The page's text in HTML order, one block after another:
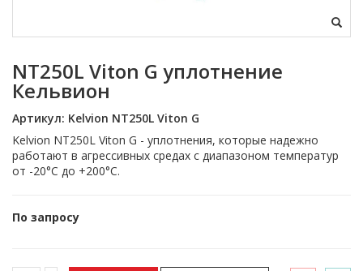
NT250L Viton G уплотнение
Кельвион
Артикул: Kelvion NT250L Viton G
Kelvion NT250L Viton G - уплотнения, которые надежно
работают в агрессивных средах с диапазоном температур
от -20°С до +200°С.
По запросу